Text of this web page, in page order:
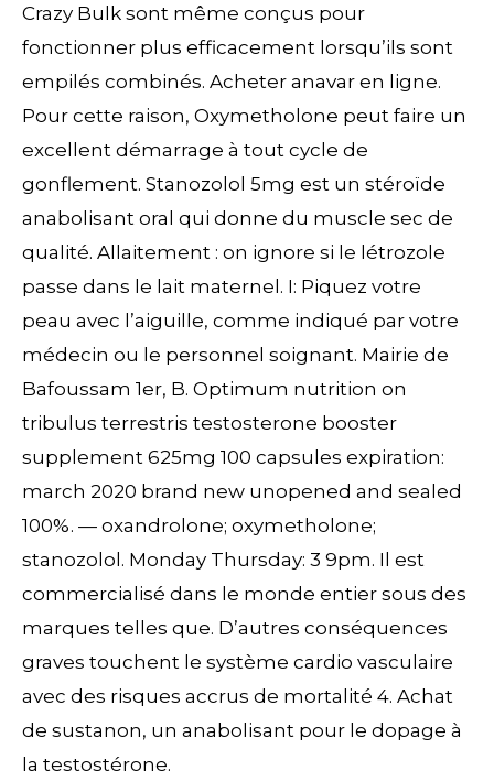
Crazy Bulk sont même conçus pour
fonctionner plus efficacement lorsqu’ils sont
empilés combinés. Acheter anavar en ligne.
Pour cette raison, Oxymetholone peut faire un
excellent démarrage à tout cycle de
gonflement. Stanozolol 5mg est un stéroïde
anabolisant oral qui donne du muscle sec de
qualité. Allaitement : on ignore si le létrozole
passe dans le lait maternel. I: Piquez votre
peau avec l’aiguille, comme indiqué par votre
médecin ou le personnel soignant. Mairie de
Bafoussam 1er, B. Optimum nutrition on
tribulus terrestris testosterone booster
supplement 625mg 100 capsules expiration:
march 2020 brand new unopened and sealed
100%. — oxandrolone; oxymetholone;
stanozolol. Monday Thursday: 3 9pm. Il est
commercialisé dans le monde entier sous des
marques telles que. D’autres conséquences
graves touchent le système cardio vasculaire
avec des risques accrus de mortalité 4. Achat
de sustanon, un anabolisant pour le dopage à
la testostérone.